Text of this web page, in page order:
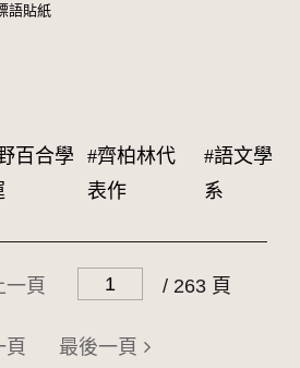
語貼紙
百合學
#齊柏林代
表作
#語文學
系
一頁 / 263 頁
頁 最後一頁